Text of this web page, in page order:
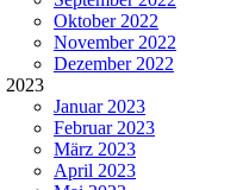
Oktober 2022
November 2022
Dezember 2022
2023
Januar 2023
Februar 2023
März 2023
April 2023